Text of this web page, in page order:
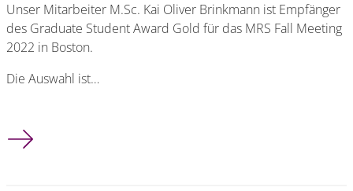
Unser Mitarbeiter M.Sc. Kai Oliver Brinkmann ist Empfänger
des Graduate Student Award Gold für das MRS Fall Meeting
2022 in Boston.
Die Auswahl ist…
Graduate Student Award Gold for the 2022 MRS Fall Meeting